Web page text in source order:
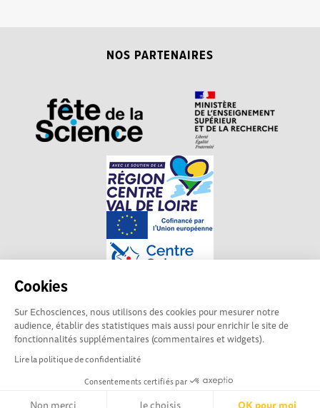
Cookies
Sur Echosciences, nous utilisons des cookies pour mesurer notre
audience, établir des statistiques mais aussi pour enrichir le site de
fonctionnalités supplémentaires (commentaires et widgets).
Lire la politique de confidentialité
Consentements certifiés par
NOS PARTENAIRES
Conditions Générales d'utilisation
Explorer, s’exprimer,
rentrer en contact :
Echosciences Centre-Val de Loire est le réseau social des
acteurs de sciences et de technologies du territoire.
Centre•Sciences/ Contact :
echosciences@centre-sciences.fr